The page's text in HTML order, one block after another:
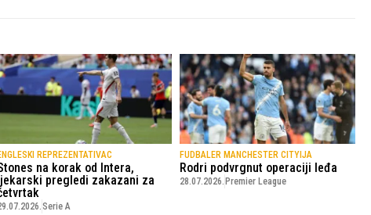
REPREZENTATIVAC
na korak od Intera,
pregledi zakazani za
Serie A
FUDBALER MANCHESTER CITYIJA
Rodri podvrgnut operaciji leđa
28.07.2026. Premier League